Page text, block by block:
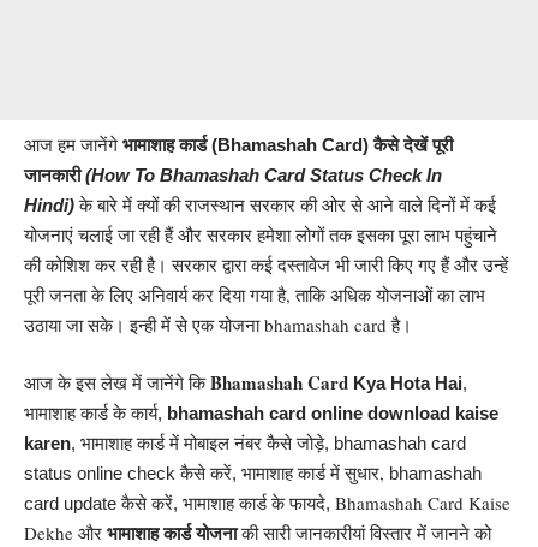
आज हम जानेंगे भामाशाह कार्ड (Bhamashah Card)कैसे देखें पूरी
जानकारी (How To Bhamashah Card Status Check In
Hindi)के बारे में क्यों कीराजस्थान सरकार की ओर से आने वाले दिनों में कई
योजनाएं चलाई जा रही हैं और सरकार हमेशा लोगों तक इसका पूरा लाभ पहुंचाने
की कोशिश कर रही है। सरकार द्वारा कई दस्तावेज भी जारी किए गए हैं और उन्हें
पूरी जनता के लिए अनिवार्य कर दिया गया है, ताकि अधिक योजनाओं का लाभ
उठाया जा सके। इन्ही में से एक योजना bhamashah card है।
आज के इस लेख में जानेंगे किBhamashah Card Kya Hota Hai,
भामाशाह कार्ड के कार्य, bhamashah card online download kaise
karen, भामाशाह कार्ड में मोबाइल नंबर कैसे जोड़े, bhamashah card
status online check कैसे करें, भामाशाह कार्ड में सुधार, bhamashah
card update कैसे करें, भामाशाह कार्ड के फायदे, Bhamashah Card Kaise
Dekhe और भामाशाह कार्ड योजनाकी सारी जानकारीयां विस्तार में जानने को